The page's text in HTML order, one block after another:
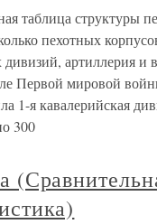
таблица структуры
пехотных
дивизий, артиллерия и
Первой мировой
1-я кавалерийская
300